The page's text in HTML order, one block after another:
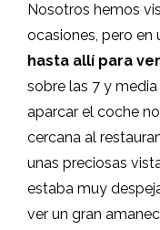
Nosotros hemos
ocasiones, pero en
hasta allí para
sobre las 7 y
aparcar el coche
cercana al
unas preciosas
estaba muy
ver un gran